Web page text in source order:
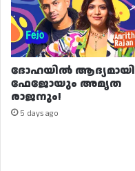
ദോഹയിൽ ആദ്യമായി
ഫേജോയും അമൃത
രാജനും!
5 days ago